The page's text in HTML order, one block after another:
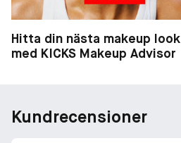
Hitta din nästa makeup look
med KICKS Makeup Advisor
Kundrecensioner